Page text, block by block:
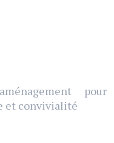
pour
et convivialité